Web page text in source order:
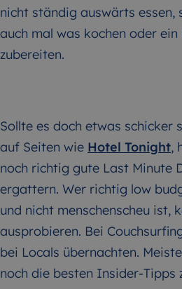
nicht ständig auswärts essen,
auch mal was kochen oder
zubereiten.
Sollte es doch etwas schicker
auf Seiten wie Hotel Tonight,
noch richtig gute Last Minute
ergattern. Wer richtig low
und nicht menschenscheu ist,
ausprobieren. Bei
bei Locals übernachten.
noch die besten Insider-Tipps